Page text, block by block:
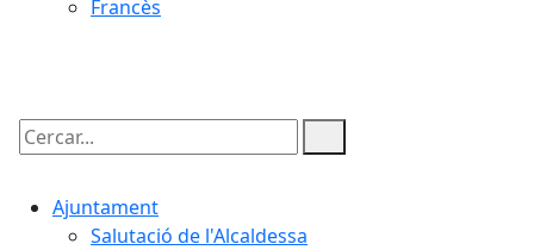
Francès
Cercar:
Ajuntament
Salutació de l'Alcaldessa